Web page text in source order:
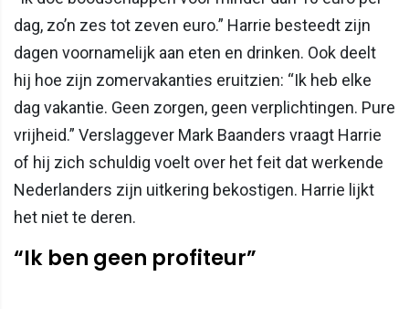
dag, zo’n zes tot zeven euro.” Harrie besteedt zijn
dagen voornamelijk aan eten en drinken. Ook deelt
hij hoe zijn zomervakanties eruitzien: “Ik heb elke
dag vakantie. Geen zorgen, geen verplichtingen. Pure
vrijheid.” Verslaggever Mark Baanders vraagt Harrie
of hij zich schuldig voelt over het feit dat werkende
Nederlanders zijn uitkering bekostigen. Harrie lijkt
het niet te deren.
“Ik ben geen profiteur”